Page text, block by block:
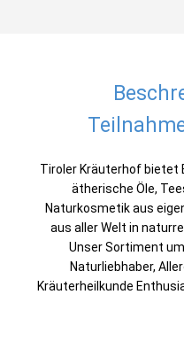
Tiroler Kräuterhof bietet
ätherische Öle,
Naturkosmetik aus
aus aller Welt in
Unser Sortiment
Naturliebhaber,
Kräuterheilkunde